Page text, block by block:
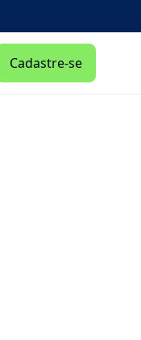
Cadastre-se